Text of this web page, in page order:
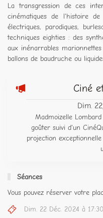
La transgression de ces
cinématiques de l'histoire
électriques, parodiques,
techniques eighties : des
aux inénarrables
ballons de baudruche ou
Ciné
Dim.
Madmoizelle
goûter suivi d'un
projection
Séances
Vous pouvez réserver votre
Dim. 22 Déc. 2024 à 17:30